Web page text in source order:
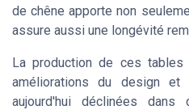
de chêne apporte non
assure aussi une longévité
La production de ces
améliorations du design et
aujourd'hui déclinées